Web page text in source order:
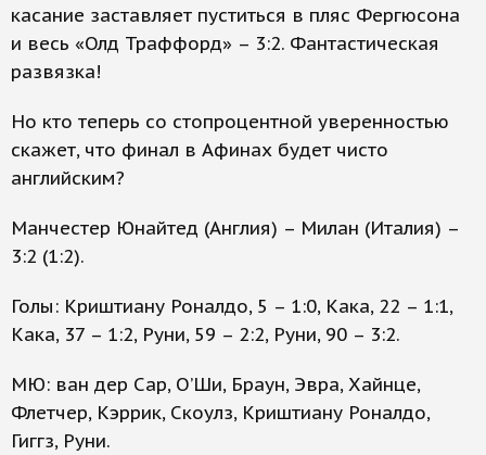
касание заставляет пуститься в пляс Фергюсона
и весь «Олд Траффорд» – 3:2. Фантастическая
развязка!
Но кто теперь со стопроцентной уверенностью
скажет, что финал в Афинах будет чисто
английским?
Манчестер Юнайтед (Англия) – Милан (Италия) –
3:2 (1:2).
Голы: Криштиану Роналдо, 5 – 1:0, Кака, 22 – 1:1,
Кака, 37 – 1:2, Руни, 59 – 2:2, Руни, 90 – 3:2.
МЮ: ван дер Сар, О’Ши, Браун, Эвра, Хайнце,
Флетчер, Кэррик, Скоулз, Криштиану Роналдо,
Гиггз, Руни.